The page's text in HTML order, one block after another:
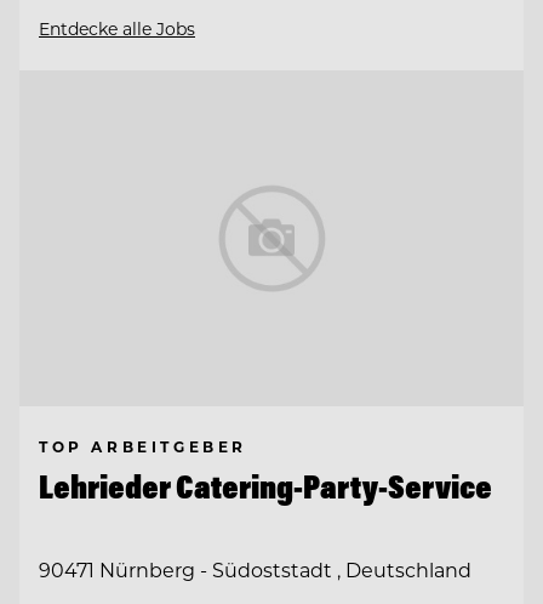
Entdecke alle Jobs
TOP ARBEITGEBER
Lehrieder Catering-Party-Service
90471 Nürnberg - Südoststadt , Deutschland